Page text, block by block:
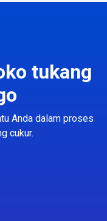
tukang
Anda dalam proses
cukur.